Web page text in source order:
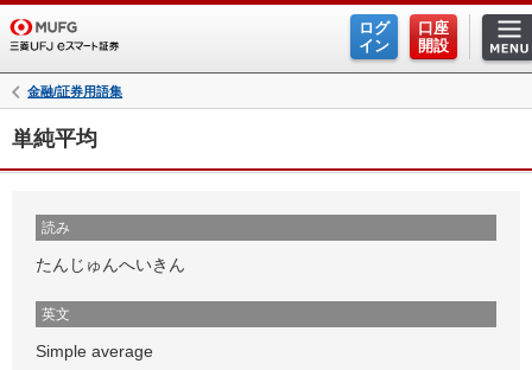
ログ
イン
口座
開設
金融/証券用語集
単純平均
読み
たんじゅんへいきん
英文
Simple average